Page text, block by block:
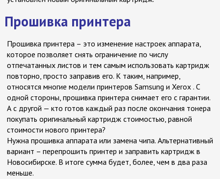
Прошивка принтера
Прошивка принтера – это изменение настроек аппарата,
которое позволяет снять ограничение по числу
отпечатанных листов и тем самым использовать картридж
повторно, просто заправив его. К таким, например,
относятся многие модели принтеров Samsung и Xerox . С
одной стороны, прошивка принтера снимает его с гарантии.
А с другой — кто готов каждый раз после окончания тонера
покупать оригинальный картридж стоимостью, равной
стоимости нового принтера?
Нужна прошивка аппарата или замена чипа. Альтернативный
вариант – перепрошить принтер и заправить картридж в
Новосибирске. В итоге сумма будет, более, чем в два раза
меньше.